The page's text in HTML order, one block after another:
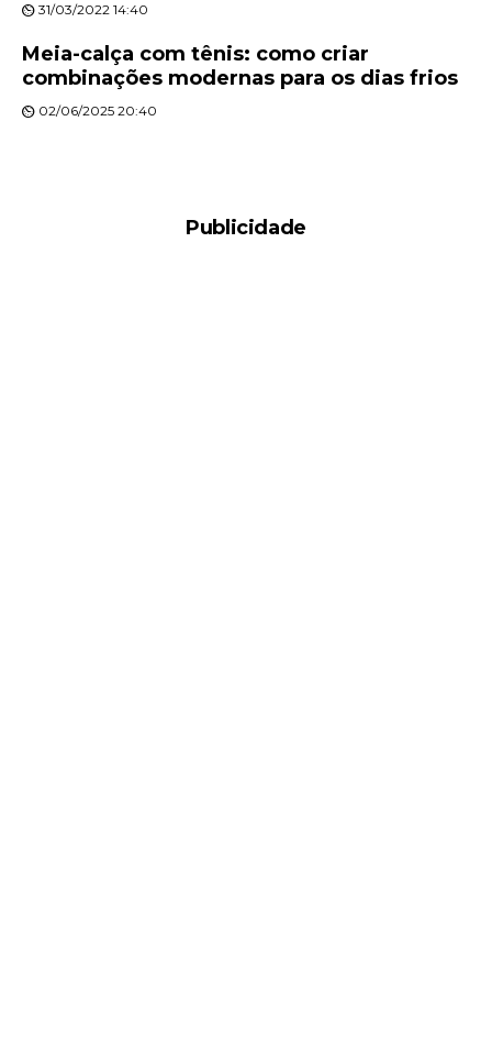
31/03/2022 14:40
Meia-calça com tênis: como criar
combinações modernas para os dias frios
02/06/2025 20:40
Publicidade